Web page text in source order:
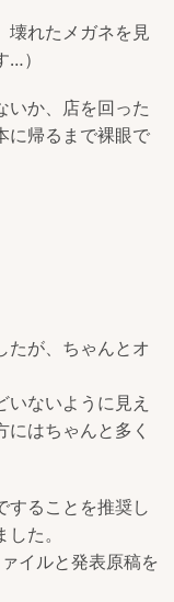
壊れたメガネを見
）
いか、店を回った
に帰るまで裸眼で
たが、ちゃんとオ
いないように見え
はちゃんと多く
することを推奨し
た。
イルと発表原稿を